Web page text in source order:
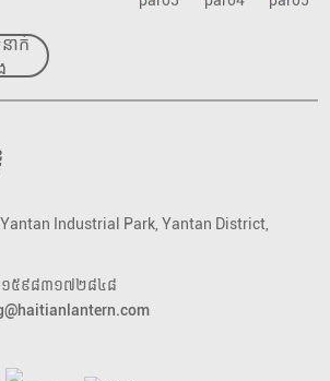
Industrial Park, Yantan District,
៥៩៨៣១៧២៨៤៨